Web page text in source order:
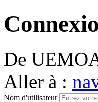
De
Aller à :
Nom d'utilisateur